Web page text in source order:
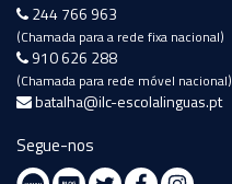
244 766 963
(Chamada para a rede fixa nacional)
910 626 288
(Chamada para rede móvel nacional)
batalha@ilc-escolalinguas.pt
Segue-nos